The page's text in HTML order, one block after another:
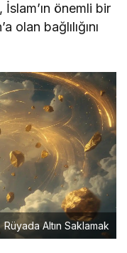
önemli bir
olan bağlılığını
Rüyada Altın Saklamak